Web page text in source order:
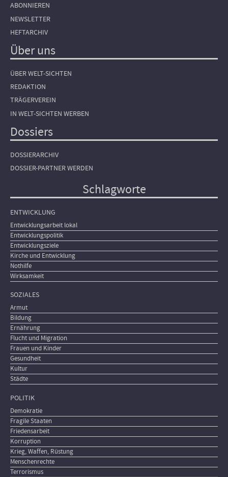
ABONNIEREN
NEWSLETTER
HEFTARCHIV
Über uns
ÜBER WELT-SICHTEN
REDAKTION
TRÄGERVEREIN
IN WELT-SICHTEN WERBEN
Dossiers
DOSSIERARCHIV
DOSSIER-PARTNER WERDEN
Schlagworte
ENTWICKLUNG
Entwicklungsarbeit lokal
Entwicklungspolitik
Entwicklungsziele
Kirche und Entwicklung
Nothilfe
Wirksamkeit
SOZIALES
Armut
Bildung
Ernährung
Flucht und Migration
Frauen und Kinder
Gesundheit
Kultur
Städte
POLITIK
Demokratie
Fragile Staaten
Friedensarbeit
Korruption
Krieg, Waffen, Rüstung
Menschenrechte
Terrorismus